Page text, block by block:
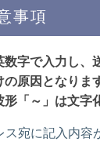
事項
字で入力し、
原因となりま
「～」は文字
宛に記入内容